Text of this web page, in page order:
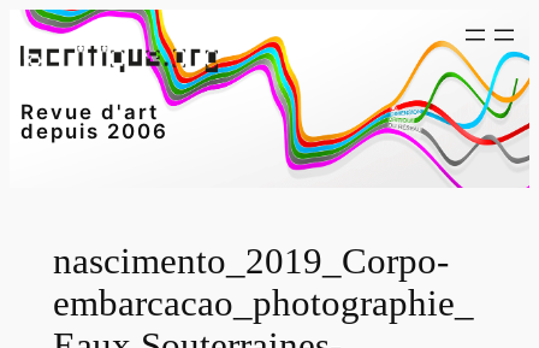
Aller
au
Revue d'art
depuis 2006
nascimento_2019_Corpo-
embarcacao_photographie_